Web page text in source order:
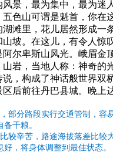
风景，最为集中，最为迷
五色山可谓是魁首，你在
滩里，花儿居然形成一
山坡。在这儿，有令人惊
尔卑斯山风光。峨眉金
山岩，当地人称：神奇的
，构成了神话般世界双
后前往丹巴县城。晚上
部分路段实行交通管制，容
干粮。
较辛苦，路途海拔落差比较
好，将身体调整到最佳状态。